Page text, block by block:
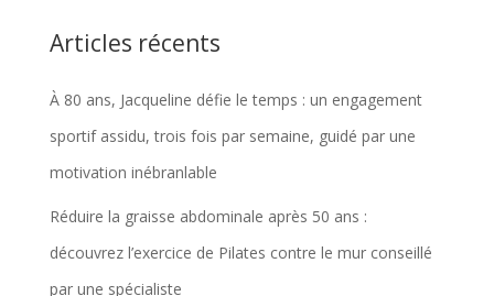
Articles récents
À 80 ans, Jacqueline défie le temps : un engagement
sportif assidu, trois fois par semaine, guidé par une
motivation inébranlable
Réduire la graisse abdominale après 50 ans :
découvrez l’exercice de Pilates contre le mur conseillé
par une spécialiste